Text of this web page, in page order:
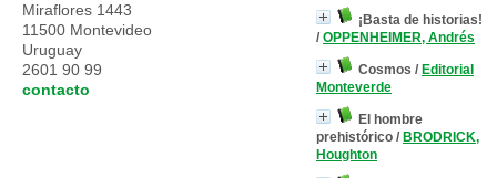
¡Basta de historias!
/ OPPENHEIMER, Andrés
Cosmos / Editorial
Monteverde
El hombre
prehistórico / BRODRICK,
Houghton
Miraflores 1443
11500 Montevideo
Uruguay
2601 90 99
contacto